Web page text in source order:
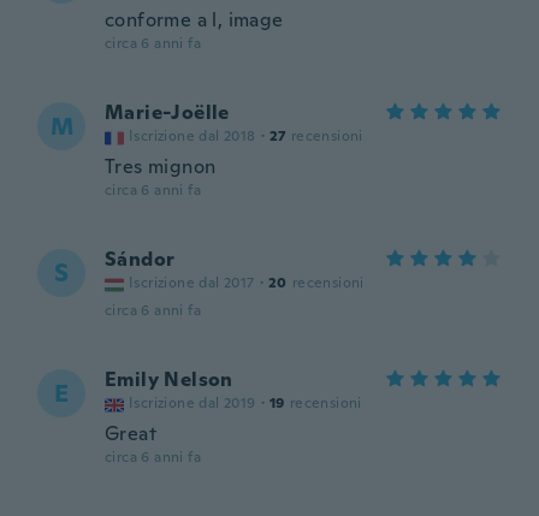
conforme a l, image
circa 6 anni fa
M Marie-Joëlle
Iscrizione dal 2018 · 27 recensioni
Tres mignon
circa 6 anni fa
S Sándor
Iscrizione dal 2017 · 20 recensioni
circa 6 anni fa
E Emily Nelson
Iscrizione dal 2019 · 19 recensioni
Great
circa 6 anni fa